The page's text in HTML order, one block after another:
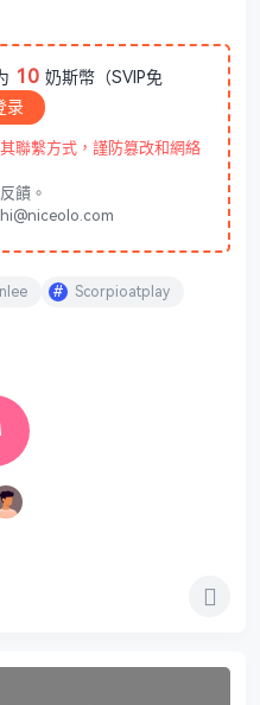
10 奶斯幣（SVIP免
录
聯繫方式，謹防篡改和網絡
饋。
Scorpioatplay